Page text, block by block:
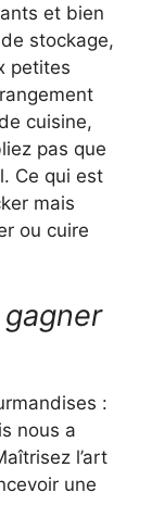
et bien
stockage,
petites
cuisine,
pas que
Ce qui est
mais
ou cuire
:
nous a
l’art
une